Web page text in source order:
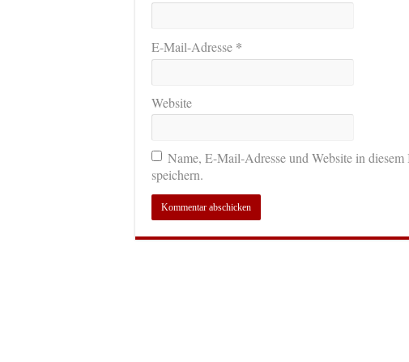
E-Mail-Adresse *
Website
Name, E-Mail-Adresse und Website in
speichern.